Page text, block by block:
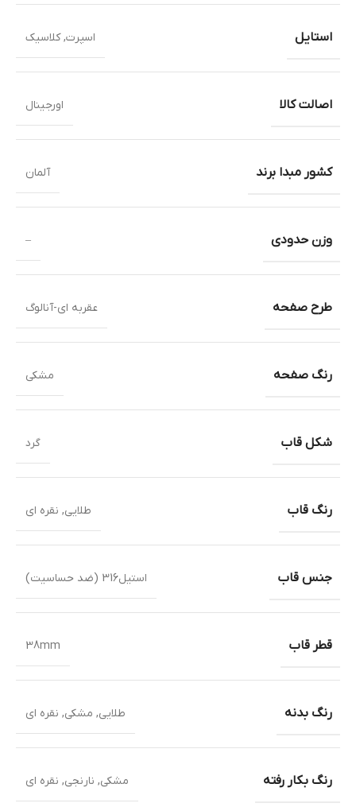
استایل اسپرت,کلاسیک
اصالت کالا اورجینال
کشور مبدا برند آلمان
وزن حدودی –
طرح صفحه عقربه ای-آنالوگ
رنگ صفحه مشکی
شکل قاب گرد
رنگ قاب طلایی, نقره ای
جنس قاب استیل316 (ضد حساسیت)
قطر قاب 38mm
رنگ بدنه طلایی, مشکی, نقره ای
رنگ بکار رفته مشکی, نارنجی, نقره ای